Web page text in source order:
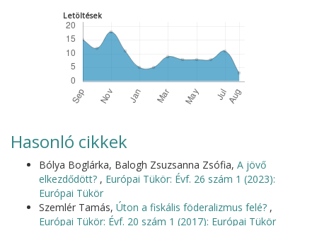
Letöltések
Hasonló cikkek
Bólya Boglárka, Balogh Zsuzsanna Zsófia, A jövő
elkezdődött? , Európai Tükör: Évf. 26 szám 1 (2023):
Európai Tükör
Szemlér Tamás, Úton a fiskális föderalizmus felé? ,
Európai Tükör: Évf. 20 szám 1 (2017): Európai Tükör